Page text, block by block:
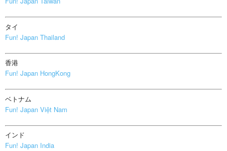
タイ
Fun! Japan Thailand
香港
Fun! Japan HongKong
ベトナム
Fun! Japan Việt Nam
インド
Fun! Japan India